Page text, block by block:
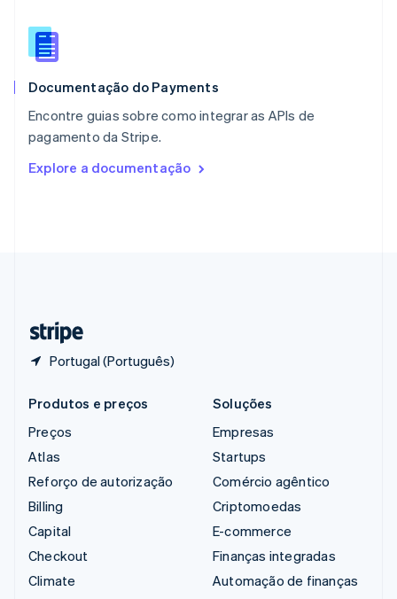
Documentação do Payments
Encontre guias sobre como integrar as APIs de
pagamento da Stripe.
Explore a documentação
Portugal (Português)
Português
RAE de Hong Kong, China
Reino Unido
República Tcheca
English
English
Produtos e preços
Preços
Atlas
Reforço de autorização
Billing
Capital
Checkout
Climate
Soluções
Empresas
Startups
Comércio agêntico
Criptomoedas
E-commerce
Finanças integradas
Automação de finanças